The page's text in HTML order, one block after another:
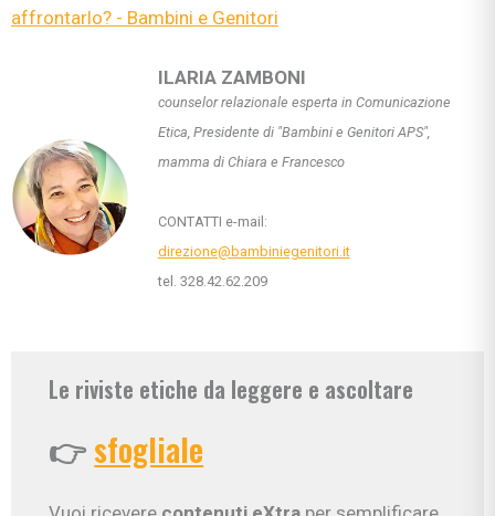
affrontarlo? - Bambini e Genitori
ILARIA ZAMBONI
counselor relazionale esperta in Comunicazione
Etica, Presidente di "Bambini e Genitori APS",
mamma di Chiara e Francesco
CONTATTI e-mail:
direzione@bambiniegenitori.it
tel. 328.42.62.209
Le riviste etiche da leggere e ascoltare
👉sfogliale